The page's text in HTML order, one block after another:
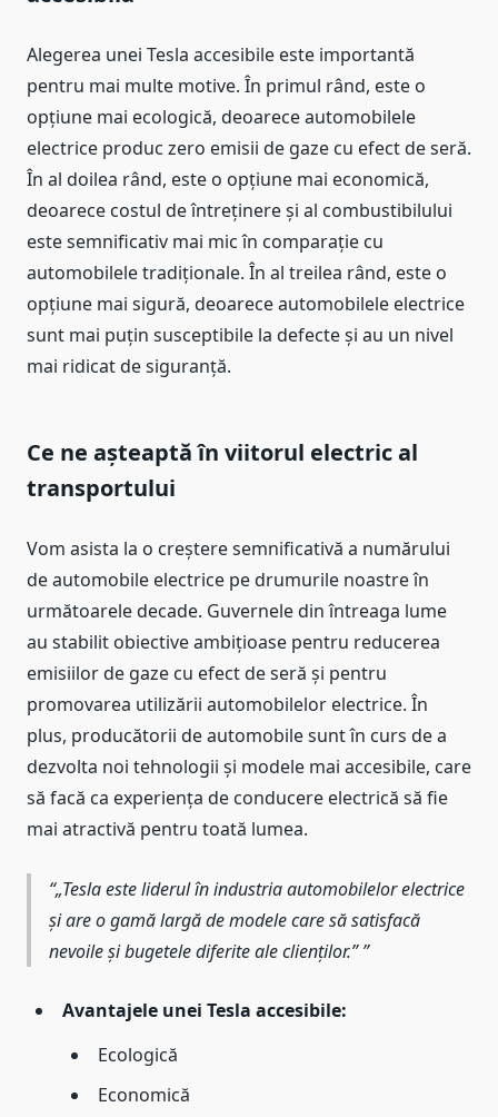
Alegerea unei Tesla accesibile este importantă
pentru mai multe motive. În primul rând, este o
opțiune mai ecologică, deoarece automobilele
electrice produc zero emisii de gaze cu efect de seră.
În al doilea rând, este o opțiune mai economică,
deoarece costul de întreținere și al combustibilului
este semnificativ mai mic în comparație cu
automobilele tradiționale. În al treilea rând, este o
opțiune mai sigură, deoarece automobilele electrice
sunt mai puțin susceptibile la defecte și au un nivel
mai ridicat de siguranță.
Ce ne așteaptă în viitorul electric al
transportului
Vom asista la o creștere semnificativă a numărului
de automobile electrice pe drumurile noastre în
următoarele decade. Guvernele din întreaga lume
au stabilit obiective ambițioase pentru reducerea
emisiilor de gaze cu efect de seră și pentru
promovarea utilizării automobilelor electrice. În
plus, producătorii de automobile sunt în curs de a
dezvolta noi tehnologii și modele mai accesibile, care
să facă ca experiența de conducere electrică să fie
mai atractivă pentru toată lumea.
„Tesla este liderul în industria automobilelor electrice
și are o gamă largă de modele care să satisfacă
nevoile și bugetele diferite ale clienților.”
Avantajele unei Tesla accesibile:
Ecologică
Economică